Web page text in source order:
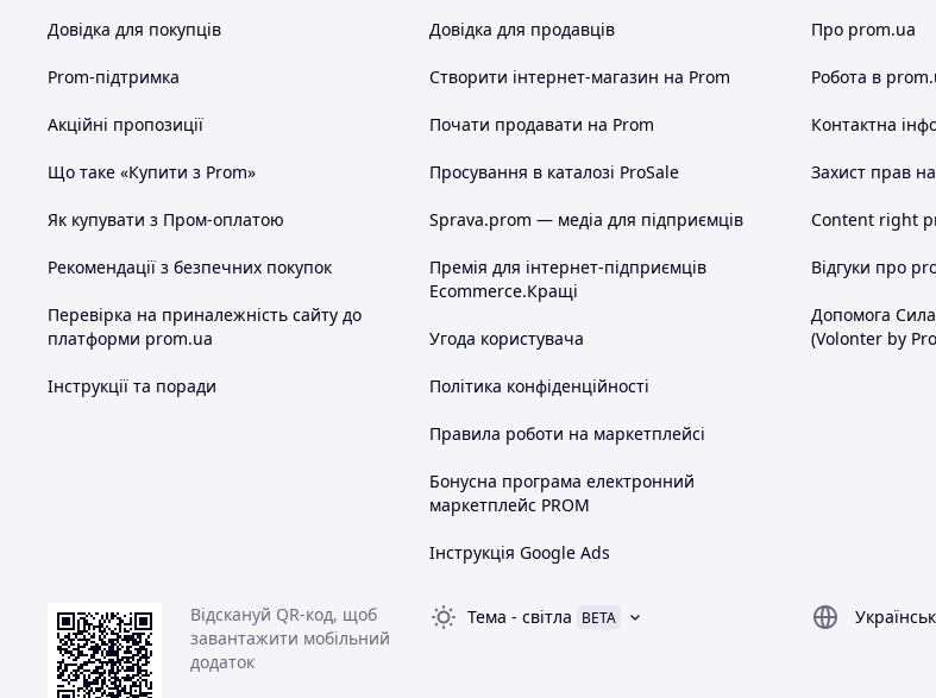
Довідка для покупців
Prom-підтримка
Акційні пропозиції
Що таке «Купити з Prom»
Як купувати з Пром-оплатою
Рекомендації з безпечних покупок
Перевірка на приналежність сайту до
платформи prom.ua
Інструкції та поради
Довідка для продавців
Створити інтернет-магазин на Prom
Почати продавати на Prom
Просування в каталозі ProSale
Sprava.prom — медіа для підприємців
Премія для інтернет-підприємців
Ecommerce.Кращі
Угода користувача
Політика конфіденційності
Правила роботи на маркетплейсі
Бонусна програма електронний
маркетплейс PROM
Інструкція Google Ads
Про prom.ua
Робота в
Контактна
Захист прав
Content right
Відгуки про
Допомога
(Volonter by
Відскануй QR-код, щоб
завантажити мобільний
додаток
Тема - світла BETA